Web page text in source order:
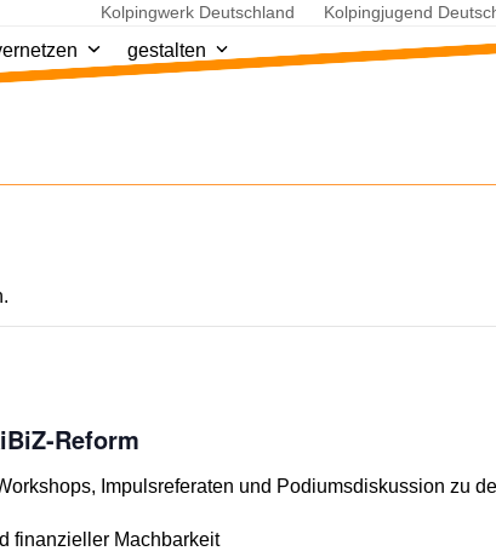
Kolpingwerk Deutschland Kolpingjugend
gestalten
Reform
Impulsreferaten und Podiumsdiskussion zu
finanzieller Machbarkeit